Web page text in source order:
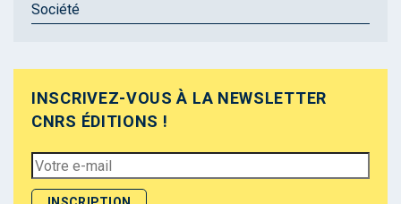
Société
INSCRIVEZ-VOUS À LA NEWSLETTER
CNRS ÉDITIONS !